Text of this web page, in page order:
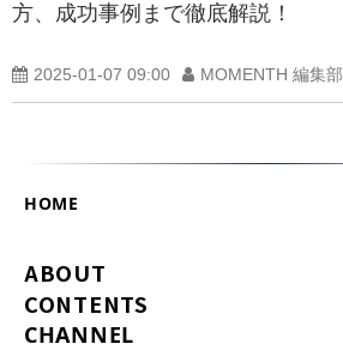
方、成功事例まで徹底解説！
2025-01-07 09:00 MOMENTH 編集部
HOME
ABOUT
CONTENTS
CHANNEL